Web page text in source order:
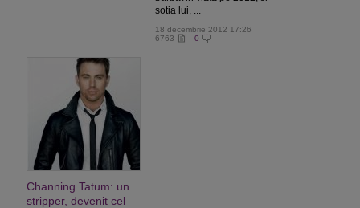
sotia lui, ...
18 decembrie 2012 17:26
6763
0
Channing Tatum: un
stripper, devenit cel